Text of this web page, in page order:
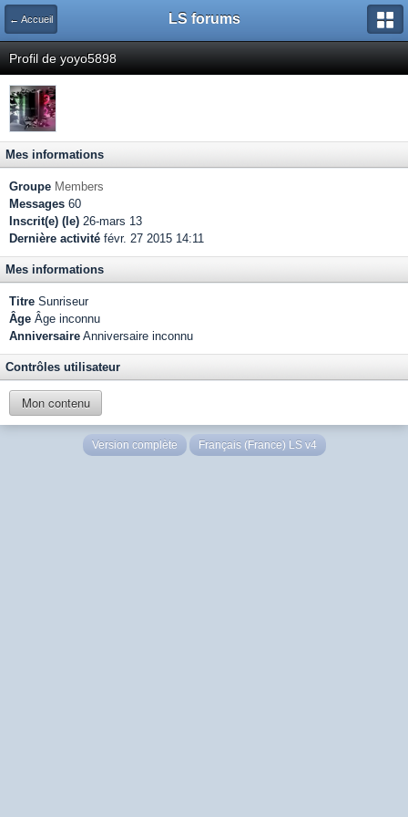
← Accueil LS forums
Profil de yoyo5898
Mes informations
Groupe Members
Messages 60
Inscrit(e) (le) 26-mars 13
Dernière activité févr. 27 2015 14:11
Mes informations
Titre Sunriseur
Âge Âge inconnu
Anniversaire Anniversaire inconnu
Contrôles utilisateur
Mon contenu
Version complète Français (France) LS v4